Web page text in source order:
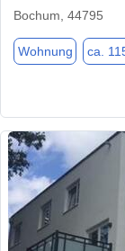
Bochum, 44795
Wohnung ca.